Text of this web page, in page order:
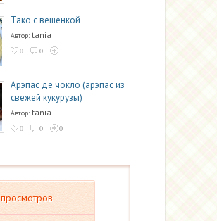
Тако с вешенкой
Автор: tania
0 0 1
Арэпас де чокло (арэпас из
свежей кукурузы)
Автор: tania
0 0 0
просмотров